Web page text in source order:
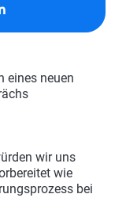
eines neuen
wir uns
wie
bei